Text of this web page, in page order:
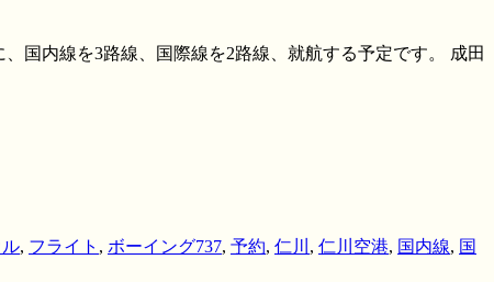
国内線を3路線、国際線を2路線、就航する予定です。 成田
, フライト , ボーイング737, 予約, 仁川 , 仁川空港, 国内線, 国